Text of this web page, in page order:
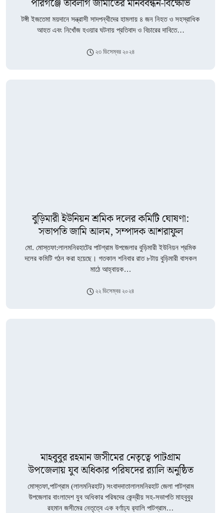
পীরগঞ্জে তাবলীগ জামাতের মানববন্ধন-বিক্ষোভ
টঙ্গী ইজতেমা ময়দানে সন্ত্রাসী সাদপন্থীদের হামলায় ৪ জন নিহত ও সহস্রাধিক
আহত এবং নিখোঁজ হওয়ার ঘটনায় প্রতিবাদ ও বিচারের দাবিতে…
২৩ ডিসেম্বর ২০২৪
বুড়িমারী ইউনিয়ন শ্রমিক দলের কমিটি ঘোষণা:
সভাপতি জামি আলম, সম্পাদক আশরাফুল
মো. মোস্তফা:লালমনিরহাটের পাটগ্রাম উপজেলার বুড়িমারী ইউনিয়ন শ্রমিক
দলের কমিটি গঠন করা হয়েছে। গতকাল শনিবার রাত ৮টায় বুড়িমারী বাসকল
মাঠে আহ্বায়ক…
২২ ডিসেম্বর ২০২৪
মাহবুবুর রহমান জসীমের নেতৃত্বে পাটগ্রাম
উপজেলায় যুব অধিকার পরিষদের র‍্যালি অনুষ্ঠিত
মোস্তফা,পাটগ্রাম (লালমনিরহাট) সংবাদদাতালালমনিরহাট জেলা পাটগ্রাম
উপজেলার বাংলাদেশ যুব অধিকার পরিষদের কেন্দ্রীয় সহ-সভাপতি মাহবুবুর
রহমান জসীমের নেতৃত্বে এক বর্ণাঢ্য র‍্যালি পাটগ্রাম…